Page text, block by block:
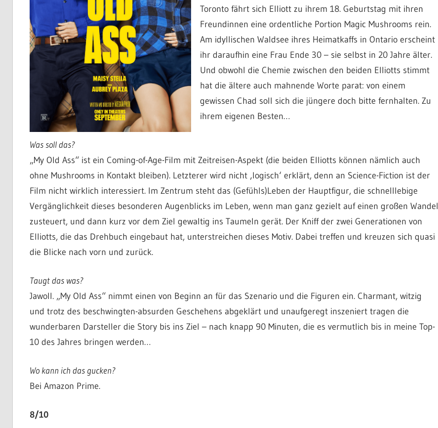
Toronto fährt sich Elliott zu ihrem 18. Geburtstag mit ihren
Freundinnen eine ordentliche Portion Magic Mushrooms rein.
Am idyllischen Waldsee ihres Heimatkaffs in Ontario erscheint
ihr daraufhin eine Frau Ende 30 – sie selbst in 20 Jahre älter.
Und obwohl die Chemie zwischen den beiden Elliotts stimmt
hat die ältere auch mahnende Worte parat: von einem
gewissen Chad soll sich die jüngere doch bitte fernhalten. Zu
ihrem eigenen Besten…
Was soll das?
„My Old Ass“ ist ein Coming-of-Age-Film mit Zeitreisen-Aspekt (die beiden Elliotts können nämlich auch
ohne Mushrooms in Kontakt bleiben). Letzterer wird nicht ‚logisch‘ erklärt, denn an Science-Fiction ist der
Film nicht wirklich interessiert. Im Zentrum steht das (Gefühls)Leben der Hauptfigur, die schnelllebige
Vergänglichkeit dieses besonderen Augenblicks im Leben, wenn man ganz gezielt auf einen großen Wandel
zusteuert, und dann kurz vor dem Ziel gewaltig ins Taumeln gerät. Der Kniff der zwei Generationen von
Elliotts, die das Drehbuch eingebaut hat, unterstreichen dieses Motiv. Dabei treffen und kreuzen sich quasi
die Blicke nach vorn und zurück.
Taugt das was?
Jawoll. „My Old Ass“ nimmt einen von Beginn an für das Szenario und die Figuren ein. Charmant, witzig
und trotz des beschwingten-absurden Geschehens abgeklärt und unaufgeregt inszeniert tragen die
wunderbaren Darsteller die Story bis ins Ziel – nach knapp 90 Minuten, die es vermutlich bis in meine Top-
10 des Jahres bringen werden…
Wo kann ich das gucken?
Bei Amazon Prime.
8/10